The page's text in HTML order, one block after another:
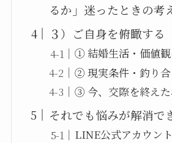
るか」迷ったときの考
３）ご自身を俯瞰する
① 結婚生活・価値
② 現実条件・釣り
③ 今、交際を終えた
それでも悩みが解消で
LINE公式アカウント